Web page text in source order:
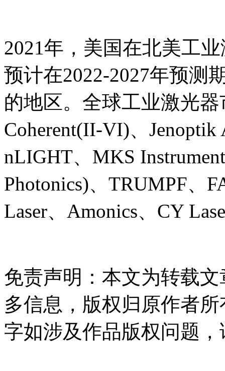
2021年，美国在北美工
预计在2022-2027年预测
的地区。全球工业激光
Coherent(II-VI)、
nLIGHT、MKS
Photonics)、TRUMPF、
Laser、Amonics、CY
免责声明：本文为转载
多信息，版权归原作者
字如涉及作品版权问题